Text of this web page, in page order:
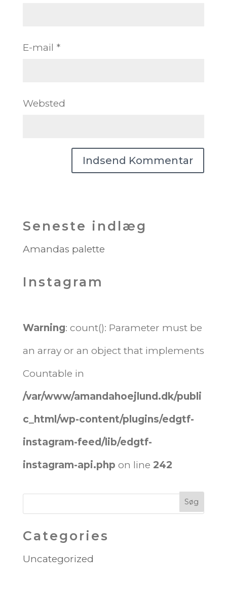
E-mail *
Websted
Seneste indlæg
Amandas palette
Instagram
Warning: count(): Parameter must be
an array or an object that implements
Countable in
/var/www/amandahoejlund.dk/publi
c_html/wp-content/plugins/edgtf-
instagram-feed/lib/edgtf-
instagram-api.php on line 242
Categories
Uncategorized